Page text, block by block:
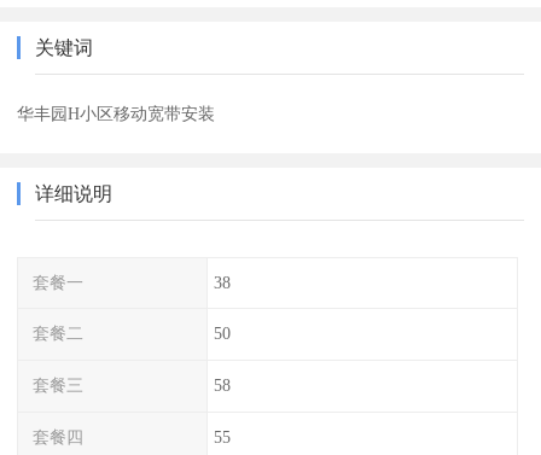
关键词
华丰园H小区移动宽带安装
详细说明
套餐一 38
套餐二 50
套餐三 58
套餐四 55